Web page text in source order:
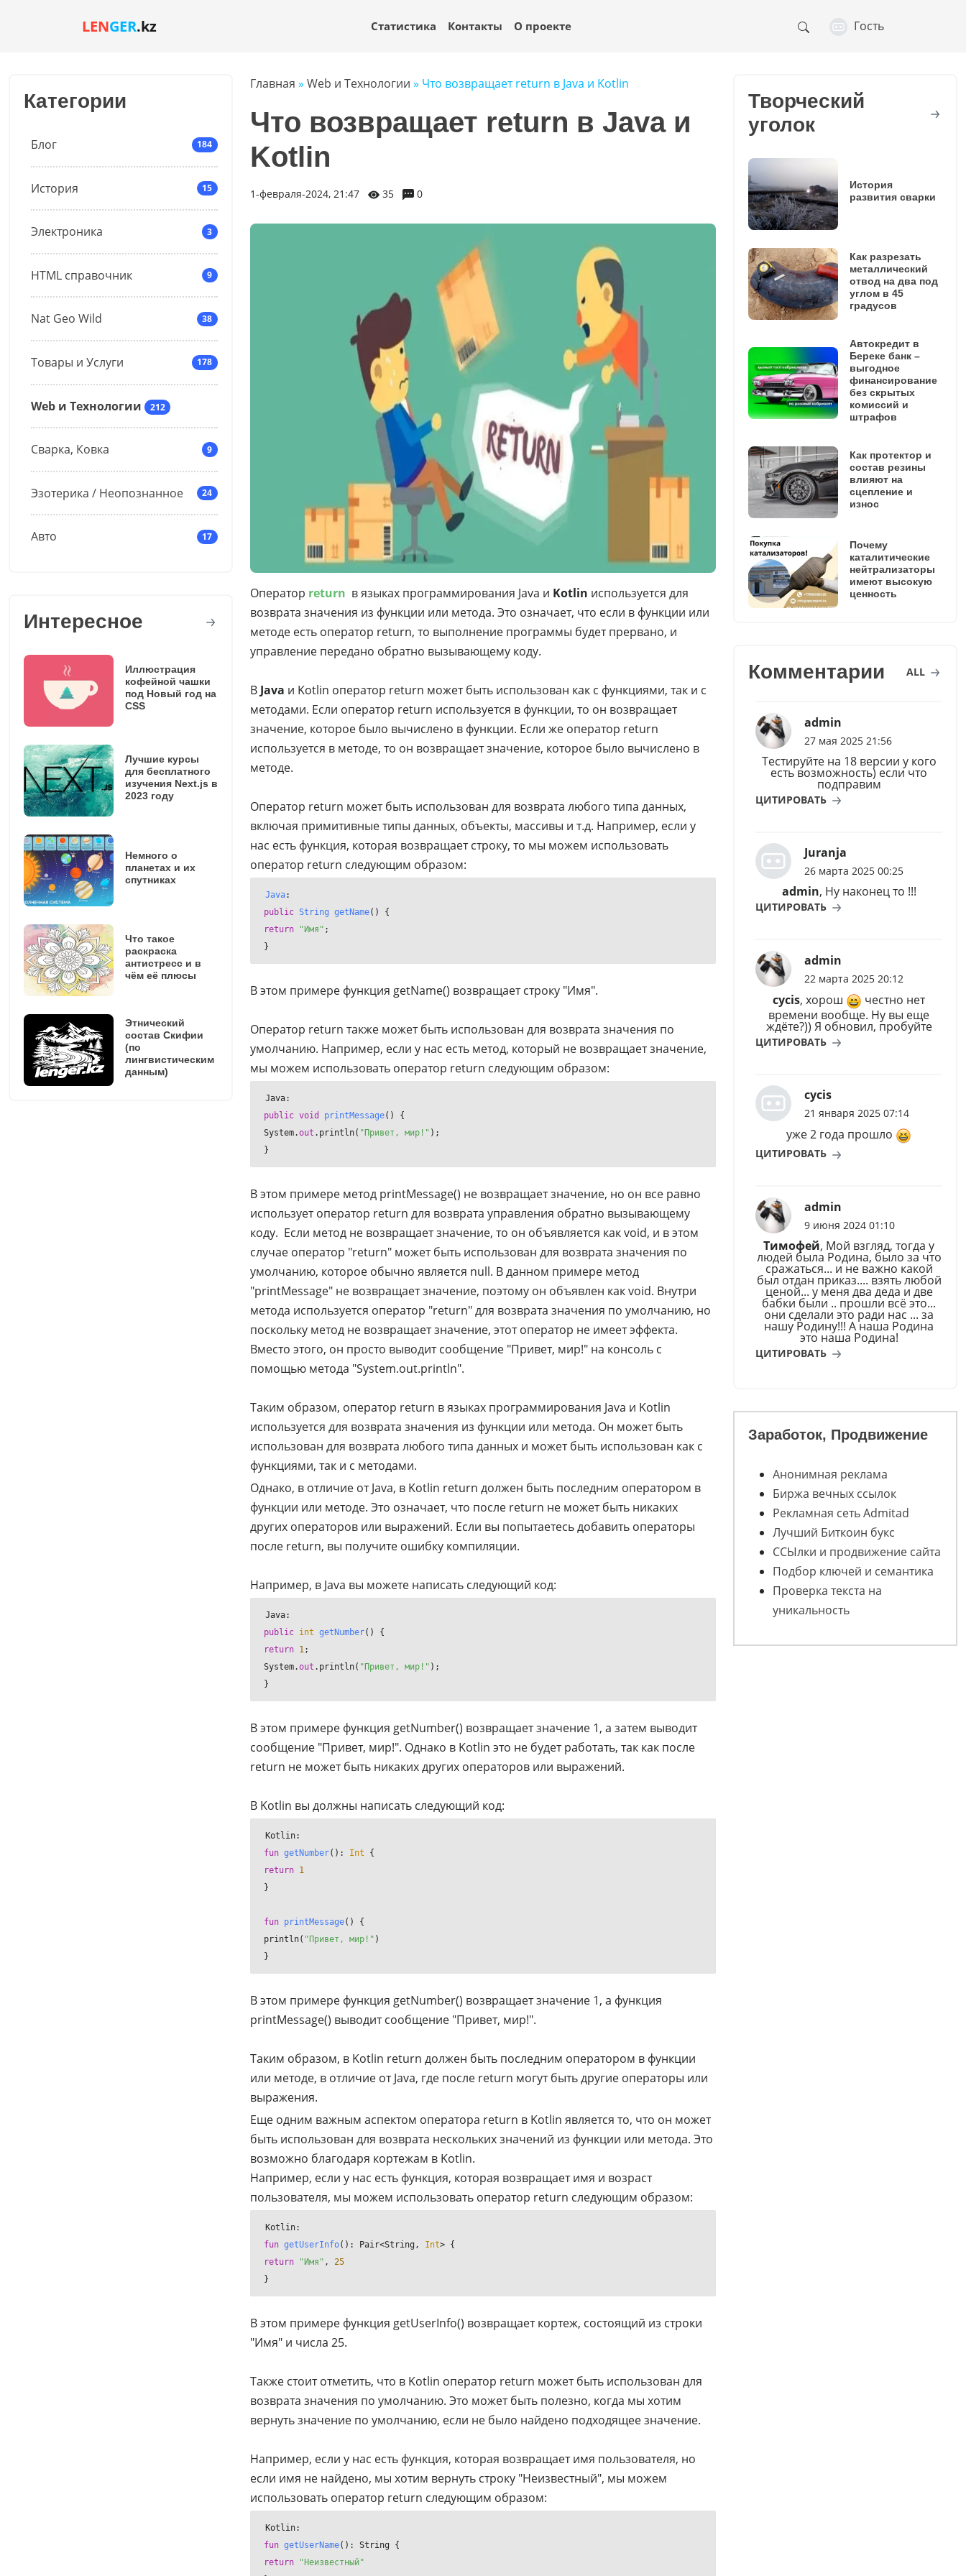
LENGER.kz Гость
Статистика Контакты О проекте
Категории
Блог 184
История 15
Электроника 3
HTML справочник 9
Nat Geo Wild 38
Товары и Услуги 178
Web и Технологии 212
Сварка, Ковка 9
Эзотерика / Неопознанное 24
Авто 17
Интересное
Иллюстрация
кофейной чашки
под Новый год на
CSS
Лучшие курсы
для бесплатного
изучения Next.js в
2023 году
Немного о
планетах и их
спутниках
Что такое
раскраска
антистресс и в
чём её плюсы
Этнический
состав Скифии
(по
лингвистическим
данным)
Главная » Web и Технологии » Что возвращает return в Java и Kotlin
Что возвращает return в Java и
Kotlin
1-февраля-2024, 21:47 35 0
Оператор return в языках программирования Java и Kotlin используется для
возврата значения из функции или метода. Это означает, что если в функции или
методе есть оператор return, то выполнение программы будет прервано, и
управление передано обратно вызывающему коду.
В Java и Kotlin оператор return может быть использован как с функциями, так и с
методами. Если оператор return используется в функции, то он возвращает
значение, которое было вычислено в функции. Если же оператор return
используется в методе, то он возвращает значение, которое было вычислено в
методе.
Оператор return может быть использован для возврата любого типа данных,
включая примитивные типы данных, объекты, массивы и т.д. Например, если у
нас есть функция, которая возвращает строку, то мы можем использовать
оператор return следующим образом:
Java
public String getName(
return
"Имя" ;
}
В этом примере функция getName() возвращает строку "Имя".
Оператор return также может быть использован для возврата значения по
умолчанию. Например, если у нас есть метод, который не возвращает значение,
мы можем использовать оператор return следующим образом:
public void printMessage()
{
System.out .println( "Привет, мир!" );
}
В этом примере метод printMessage() не возвращает значение, но он все равно
использует оператор return для возврата управления обратно вызывающему
коду. Если метод не возвращает значение, то он объявляется как void, и в этом
случае оператор "return" может быть использован для возврата значения по
умолчанию, которое обычно является null. В данном примере метод
"printMessage" не возвращает значение, поэтому он объявлен как void. Внутри
метода используется оператор "return" для возврата значения по умолчанию, но
поскольку метод не возвращает значение, этот оператор не имеет эффекта.
Вместо этого, он просто выводит сообщение "Привет, мир!" на консоль с
помощью метода "System.out.println".
Таким образом, оператор return в языках программирования Java и Kotlin
используется для возврата значения из функции или метода. Он может быть
использован для возврата любого типа данных и может быть использован как с
функциями, так и с методами.
Однако, в отличие от Java, в Kotlin return должен быть последним оператором в
функции или методе. Это означает, что после return не может быть никаких
других операторов или выражений. Если вы попытаетесь добавить операторы
после return, вы получите ошибку компиляции.
Например, в Java вы можете написать следующий код:
public int getNumber()
return 1;
System.out .println( "Привет, мир!" );
}
В этом примере функция getNumber() возвращает значение 1, а затем выводит
сообщение "Привет, мир!". Однако в Kotlin это не будет работать, так как после
return не может быть никаких других операторов или выражений.
В Kotlin вы должны написать следующий код:
fun getNumber() : Int
return 1
}
fun printMessage()
{
println( "Привет, мир!" )
}
В этом примере функция getNumber() возвращает значение 1, а функция
printMessage() выводит сообщение "Привет, мир!".
Таким образом, в Kotlin return должен быть последним оператором в функции
или методе, в отличие от Java, где после return могут быть другие операторы или
выражения.
Еще одним важным аспектом оператора return в Kotlin является то, что он может
быть использован для возврата нескольких значений из функции или метода. Это
возможно благодаря кортежам в Kotlin.
Например, если у нас есть функция, которая возвращает имя и возраст
пользователя, мы можем использовать оператор return следующим образом:
fun getUserInfo() : Pair<String, Int
return
"Имя" , 25
}
В этом примере функция getUserInfo() возвращает кортеж, состоящий из строки
"Имя" и числа 25.
Также стоит отметить, что в Kotlin оператор return может быть использован для
возврата значения по умолчанию. Это может быть полезно, когда мы хотим
вернуть значение по умолчанию, если не было найдено подходящее значение.
Например, если у нас есть функция, которая возвращает имя пользователя, но
если имя не найдено, мы хотим вернуть строку "Неизвестный", мы можем
использовать оператор return следующим образом:
fun getUserName()
return
"Неизвестный"
Творческий
уголок
История
развития сварки
Как разрезать
металлический
отвод на два под
углом в 45
градусов
Автокредит в
Береке банк –
выгодное
финансирование
без скрытых
комиссий и
штрафов
Как протектор и
состав резины
влияют на
сцепление и
износ
Почему
каталитические
нейтрализаторы
имеют высокую
ценность
Комментарии ALL
admin
27 мая 2025 21:56
Тестируйте на 18 версии у кого
есть возможность) если что
подправим
ЦИТИРОВАТЬ
Juranja
26 марта 2025 00:25
admin, Ну наконец то !!!
ЦИТИРОВАТЬ
admin
22 марта 2025 20:12
cycis, хорош
честно нет
времени вообще. Ну вы еще
ждёте?)) Я обновил, пробуйте
ЦИТИРОВАТЬ
cycis
21 января 2025 07:14
уже 2 года прошло
ЦИТИРОВАТЬ
admin
9 июня 2024 01:10
Тимофей, Мой взгляд, тогда у
людей была Родина, было за что
сражаться... и не важно какой
был отдан приказ.... взять любой
ценой... у меня два деда и две
бабки были .. прошли всё это...
они сделали это ради нас ... за
нашу Родину!!! А наша Родина
это наша Родина!
ЦИТИРОВАТЬ
Заработок, Продвижение
Анонимная реклама
Биржа вечных ссылок
Рекламная сеть Admitad
Лучший Биткоин букс
ССЫлки и продвижение сайта
Подбор ключей и семантика
Проверка текста на
уникальность